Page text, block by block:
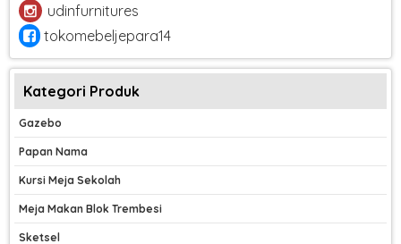
udinfurnitures
tokomebeljepara14
Kategori Produk
Gazebo
Papan Nama
Kursi Meja Sekolah
Meja Makan Blok Trembesi
Sketsel